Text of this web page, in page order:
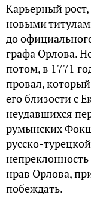
Карьерный
новыми
до
графа Орлова.
потом, в 1771
провал,
его близости с
неудавшихся
румынских
русско-
нрав Орлова,
побеждать.